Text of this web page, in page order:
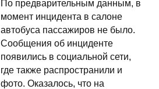
По предварительным данным, в
момент инцидента в салоне
автобуса пассажиров не было.
Сообщения об инциденте
появились в социальной сети,
где также распространили и
фото. Оказалось, что на